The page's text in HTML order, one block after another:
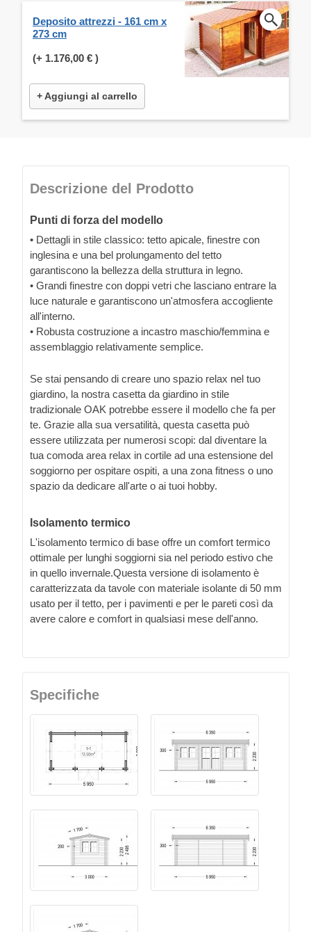
Deposito attrezzi - 161 cm x
273 cm
(+ 1.176,00 € )
+ Aggiungi al carrello
Descrizione del Prodotto
Punti di forza del modello
• Dettagli in stile classico: tetto apicale, finestre con
inglesina e una bel prolungamento del tetto
garantiscono la bellezza della struttura in legno.
• Grandi finestre con doppi vetri che lasciano entrare la
luce naturale e garantiscono un'atmosfera accogliente
all'interno.
• Robusta costruzione a incastro maschio/femmina e
assemblaggio relativamente semplice.
Se stai pensando di creare uno spazio relax nel tuo
giardino, la nostra casetta da giardino in stile
tradizionale OAK potrebbe essere il modello che fa per
te. Grazie alla sua versatilità, questa casetta può
essere utilizzata per numerosi scopi: dal diventare la
tua comoda area relax in cortile ad una estensione del
soggiorno per ospitare ospiti, a una zona fitness o uno
spazio da dedicare all'arte o ai tuoi hobby.
Isolamento termico
L'isolamento termico di base offre un comfort termico
ottimale per lunghi soggiorni sia nel periodo estivo che
in quello invernale.Questa versione di isolamento è
caratterizzata da tavole con materiale isolante di 50 mm
usato per il tetto, per i pavimenti e per le pareti così da
avere calore e comfort in qualsiasi mese dell'anno.
Specifiche